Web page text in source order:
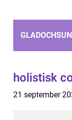
holistisk
21 september